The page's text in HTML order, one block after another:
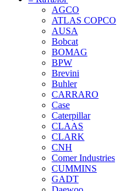
AGCO
ATLAS COPCO
AUSA
Bobcat
BOMAG
BPW
Brevini
Buhler
CARRARO
Case
Caterpillar
CLAAS
CLARK
CNH
Comer Industries
CUMMINS
GADT